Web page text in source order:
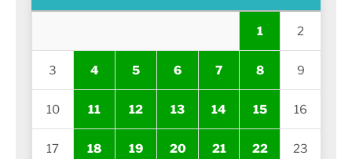
1 2
3 4 5 6 7 8 9
10 11 12 13 14 15 16
17 18 19 20 21 22 23